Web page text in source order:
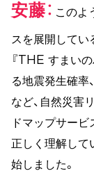
安藤 このよ
スを展開してい
『THE すまい
る地震発生確率
など、自然災害
ドマップサー
正しく理解して
始しました。